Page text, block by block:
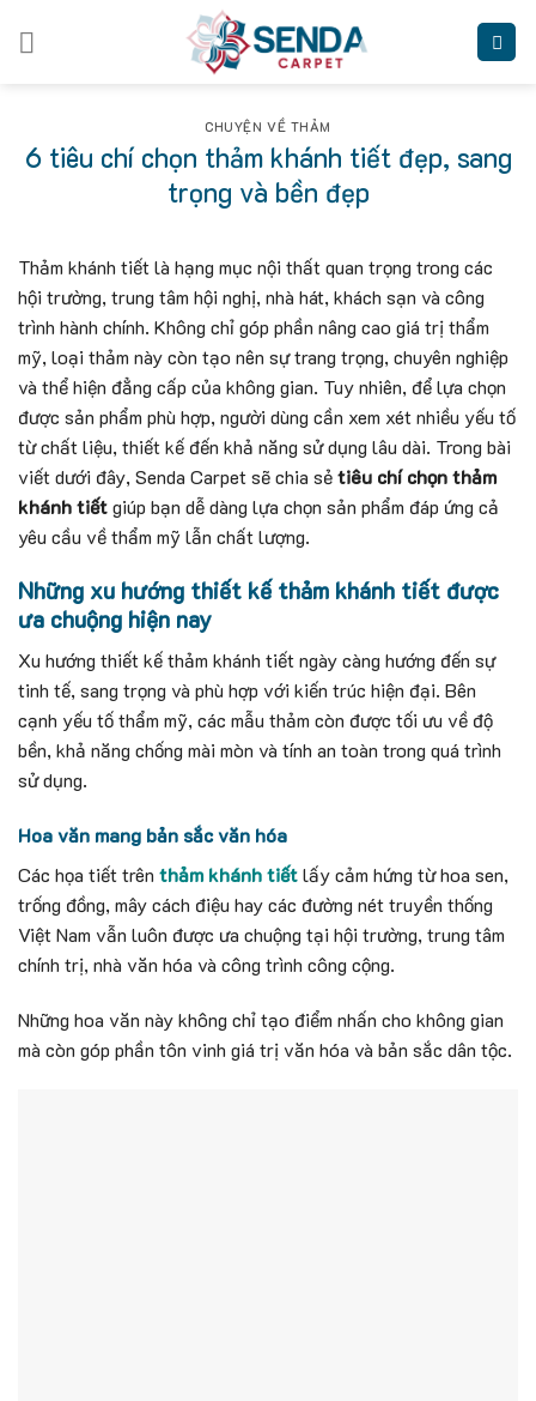
CHUYỆN VỀ THẢM
6 tiêu chí chọn thảm khánh tiết đẹp, sang
trọng và bền đẹp
Thảm khánh tiết là hạng mục nội thất quan trọng trong các
hội trường, trung tâm hội nghị, nhà hát, khách sạn và công
trình hành chính. Không chỉ góp phần nâng cao giá trị thẩm
mỹ, loại thảm này còn tạo nên sự trang trọng, chuyên nghiệp
và thể hiện đẳng cấp của không gian. Tuy nhiên, để lựa chọn
được sản phẩm phù hợp, người dùng cần xem xét nhiều yếu tố
từ chất liệu, thiết kế đến khả năng sử dụng lâu dài. Trong bài
viết dưới đây, Senda Carpet sẽ chia sẻtiêu chí chọn thảm
khánh tiếtgiúp bạn dễ dàng lựa chọn sản phẩm đáp ứng cả
yêu cầu về thẩm mỹ lẫn chất lượng.
Những xu hướng thiết kế thảm khánh tiết được
ưa chuộng hiện nay
Xu hướng thiết kế thảm khánh tiết ngày càng hướng đến sự
tinh tế, sang trọng và phù hợp với kiến trúc hiện đại. Bên
cạnh yếu tố thẩm mỹ, các mẫu thảm còn được tối ưu về độ
bền, khả năng chống mài mòn và tính an toàn trong quá trình
sử dụng.
Hoa văn mang bản sắc văn hóa
Các họa tiết trên thảm khánh tiếtlấy cảm hứng từ hoa sen,
trống đồng, mây cách điệu hay các đường nét truyền thống
Việt Nam vẫn luôn được ưa chuộng tại hội trường, trung tâm
chính trị, nhà văn hóa và công trình công cộng.
Những hoa văn này không chỉ tạo điểm nhấn cho không gian
mà còn góp phần tôn vinh giá trị văn hóa và bản sắc dân tộc.